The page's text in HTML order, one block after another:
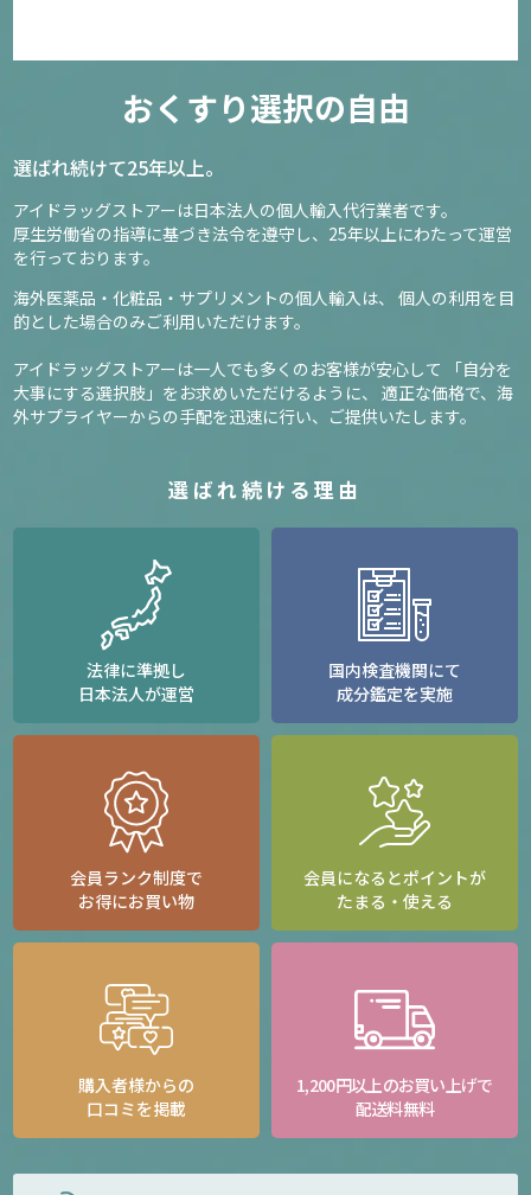
おくすり選択の自由
選ばれ続けて25年以上。
アイドラッグストアーは日本法人の個人輸入代行業者です。
厚生労働省の指導に基づき法令を遵守し、 25年以上にわたって運営
を行っております。
海外医薬品・化粧品・サプリメントの個人輸入は、
個人の利用を目
的とした場合のみご利用いただけます。
アイドラッグストアーは一人でも多くのお客様が安心して
「自分を
大事にする選択肢」をお求めいただけるように、
適正な価格で、海
外サプライヤーからの手配を迅速に行い、ご提供いたします。
選ばれ続ける理由
法律に準拠し
日本法人が運営
国内検査機関にて
成分鑑定を実施
会員ランク制度で
お得にお買い物
会員になるとポイントが
たまる・使える
購入者様からの
口コミを掲載
1,200円以上のお買い上げで
配送料無料